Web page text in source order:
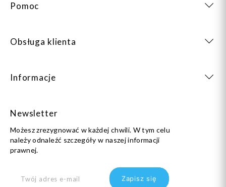
Pomoc
Obsługa klienta
Informacje
Newsletter
Możesz zrezygnować w każdej chwili. W tym celu
należy odnaleźć szczegóły w naszej informacji
prawnej.